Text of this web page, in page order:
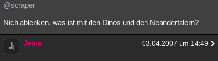
@scraper
Nich ablenken, was ist mit den Dinos und den Neandertalern?
Jeara 03.04.2007 um 14:49